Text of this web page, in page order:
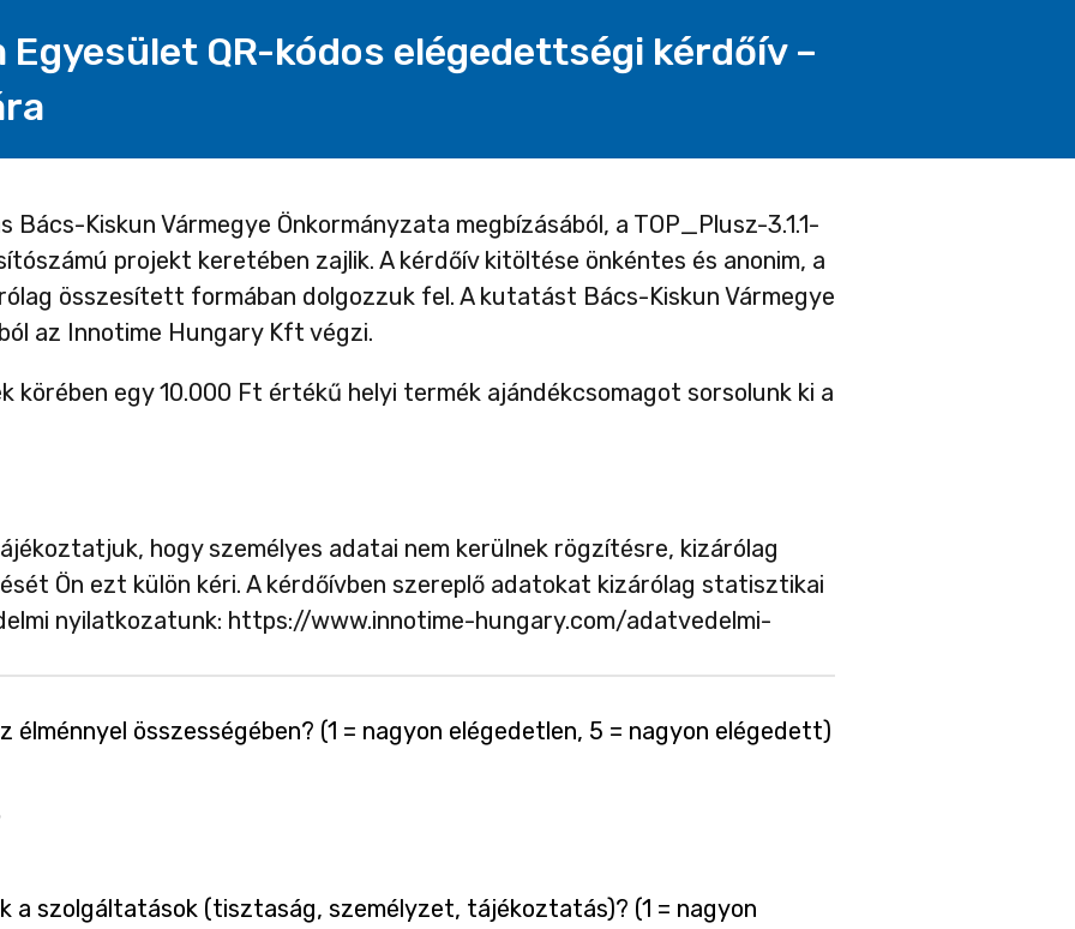
Egyesület QR-kódos elégedettségi kérdőív –
Kiskun Vármegye Önkormányzata megbízásából, a TOP_Plusz-3.1.1-
projekt keretében zajlik. A kérdőív kitöltése önkéntes és anonim, a
összesített formában dolgozzuk fel. A kutatást Bács-Kiskun Vármegye
az Innotime Hungary Kft végzi.
körében egy 10.000 Ft értékű helyi termék ajándékcsomagot sorsolunk ki a
hogy személyes adatai nem kerülnek rögzítésre, kizárólag
Ön ezt külön kéri. A kérdőívben szereplő adatokat kizárólag statisztikai
nyilatkozatunk: https://www.innotime-hungary.com/adatvedelmi-
élménnyel összességében? (1 = nagyon elégedetlen, 5 = nagyon elégedett)
a szolgáltatások (tisztaság, személyzet, tájékoztatás)? (1 = nagyon